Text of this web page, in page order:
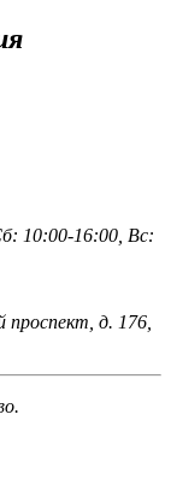
10:00-16:00, Вс:
проспект, д. 176,